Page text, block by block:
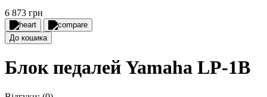
6 873 грн
До кошика
Блок педалей Yamaha LP-1B